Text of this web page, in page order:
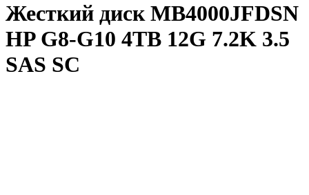
Жесткий диск MB4000JFDSN
HP G8-G10 4TB 12G 7.2K 3.5
SAS SC